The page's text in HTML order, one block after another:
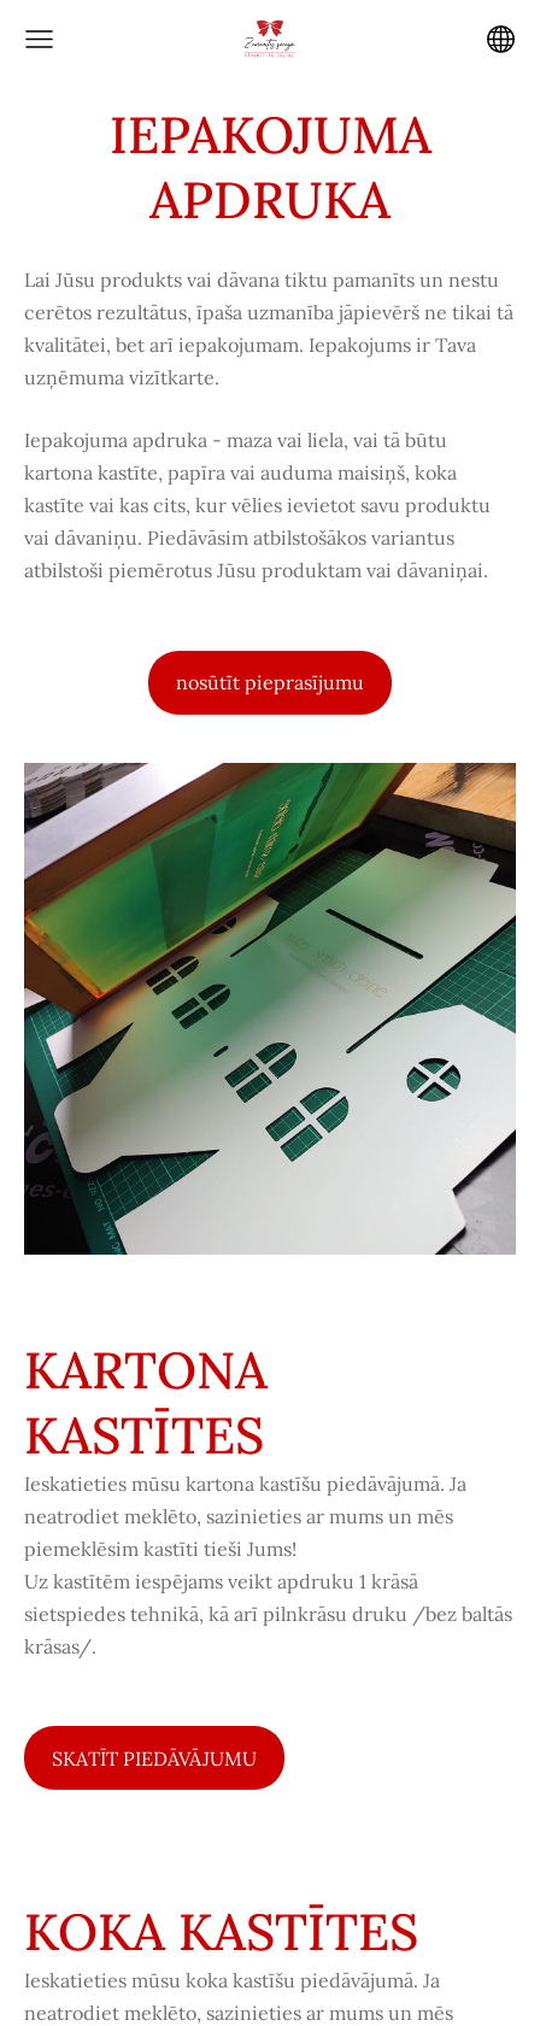
IEPAKOJUMA
APDRUKA
Lai Jūsu produkts vai dāvana tiktu pamanīts un nestu
cerētos rezultātus, īpaša uzmanība jāpievērš ne tikai tā
kvalitātei, bet arī iepakojumam. Iepakojums ir Tava
uzņēmuma vizītkarte.
Iepakojuma apdruka - maza vai liela, vai tā būtu
kartona kastīte, papīra vai auduma maisiņš, koka
kastīte vai kas cits, kur vēlies ievietot savu produktu
vai dāvaniņu. Piedāvāsim atbilstošākos variantus
atbilstoši piemērotus Jūsu produktam vai dāvaniņai.
nosūtīt pieprasījumu
KARTONA
KASTĪTES
Ieskatieties mūsu kartona kastīšu piedāvājumā. Ja
neatrodiet meklēto, sazinieties ar mums un mēs
piemeklēsim kastīti tieši Jums!
Uz kastītēm iespējams veikt apdruku 1 krāsā
sietspiedes tehnikā, kā arī pilnkrāsu druku /bez baltās
krāsas/.
SKATĪT PIEDĀVĀJUMU
KOKA KASTĪTES
Ieskatieties mūsu koka kastīšu piedāvājumā. Ja
neatrodiet meklēto, sazinieties ar mums un mēs